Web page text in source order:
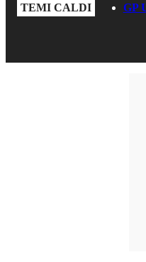
TEMI CALDI GP